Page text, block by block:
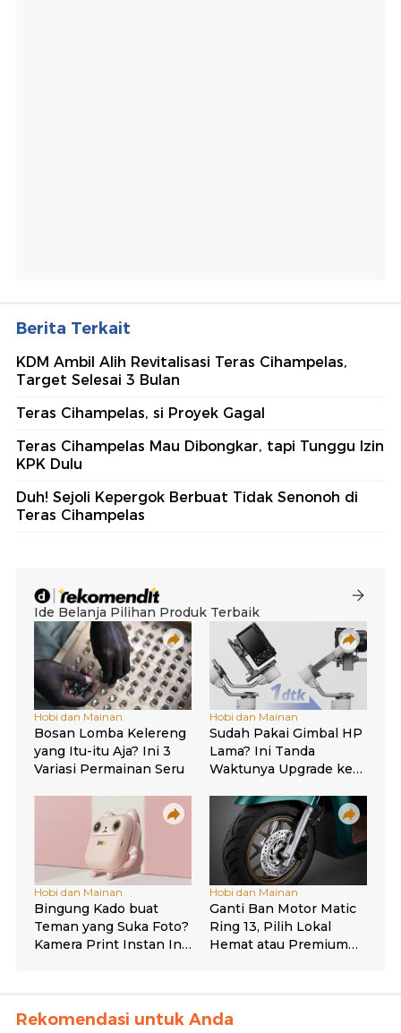
Berita Terkait
KDM Ambil Alih Revitalisasi Teras Cihampelas,
Target Selesai 3 Bulan
Teras Cihampelas, si Proyek Gagal
Teras Cihampelas Mau Dibongkar, tapi Tunggu Izin
KPK Dulu
Duh! Sejoli Kepergok Berbuat Tidak Senonoh di
Teras Cihampelas
Rekomendasi untuk Anda